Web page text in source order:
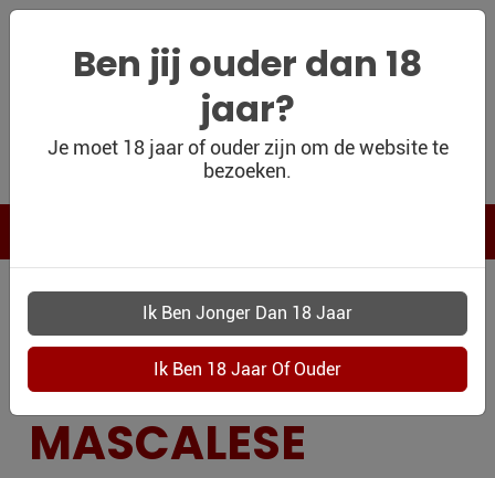
WIJNSHOP
WIJN BLOG
WIJN OUTLET
PERSOONLIJK-
WIJN-
KADOBON
CONTACT
Ben jij ouder dan 18
jaar?
Je moet 18 jaar of ouder zijn om de website te
bezoeken.
DRUIVENRAS
NERELLO
MASCALESE